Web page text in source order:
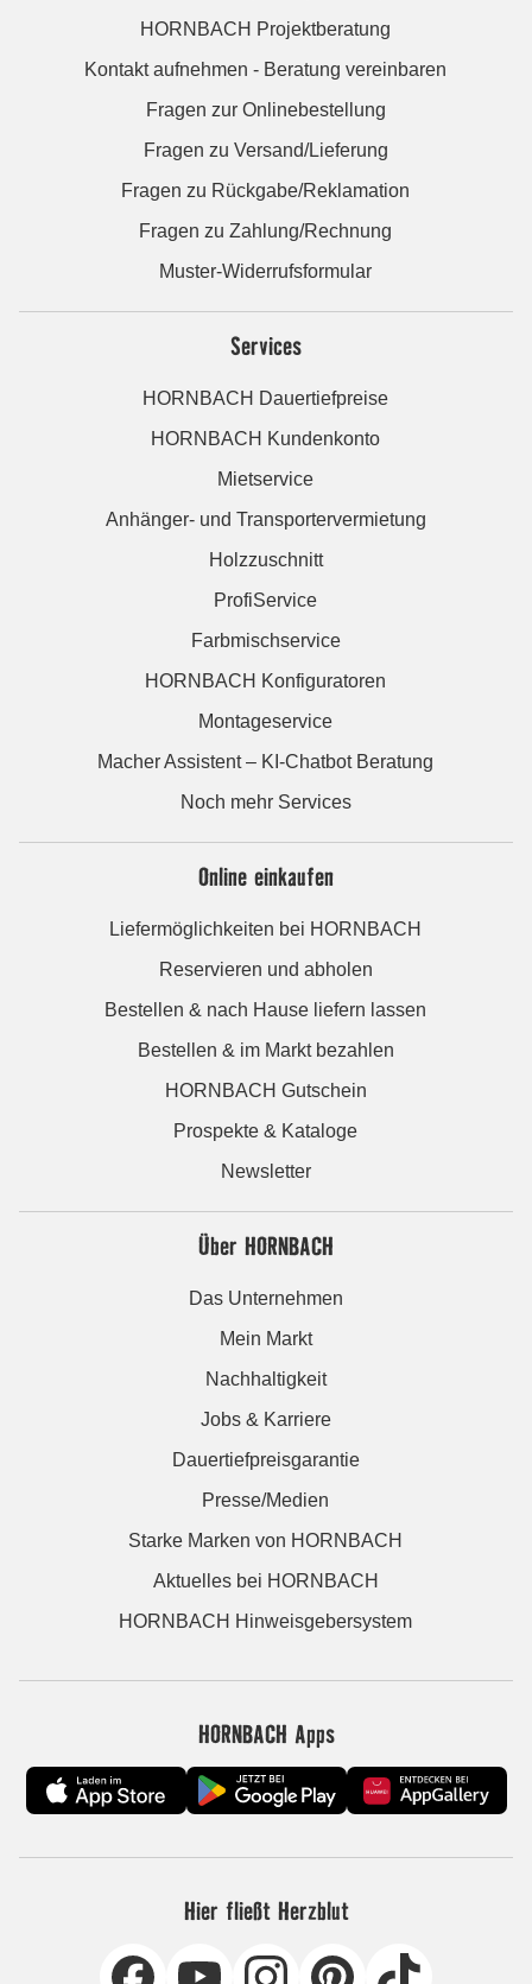
HORNBACH Projektberatung
Kontakt aufnehmen - Beratung vereinbaren
Fragen zur Onlinebestellung
Fragen zu Versand/Lieferung
Fragen zu Rückgabe/Reklamation
Fragen zu Zahlung/Rechnung
Muster-Widerrufsformular
Services
HORNBACH Dauertiefpreise
HORNBACH Kundenkonto
Mietservice
Anhänger- und Transportervermietung
Holzzuschnitt
ProfiService
Farbmischservice
HORNBACH Konfiguratoren
Montageservice
Macher Assistent – KI-Chatbot Beratung
Noch mehr Services
Online einkaufen
Liefermöglichkeiten bei HORNBACH
Reservieren und abholen
Bestellen & nach Hause liefern lassen
Bestellen & im Markt bezahlen
HORNBACH Gutschein
Prospekte & Kataloge
Newsletter
Über HORNBACH
Das Unternehmen
Mein Markt
Nachhaltigkeit
Jobs & Karriere
Dauertiefpreisgarantie
Presse/Medien
Starke Marken von HORNBACH
Aktuelles bei HORNBACH
HORNBACH Hinweisgebersystem
HORNBACH Apps
Hier fließt Herzblut